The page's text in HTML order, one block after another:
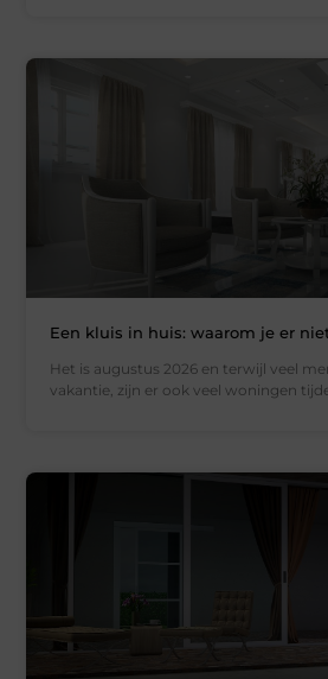
Een kluis in huis: waarom je er
Het is augustus 2026 en terwijl veel
vakantie, zijn er ook veel woningen